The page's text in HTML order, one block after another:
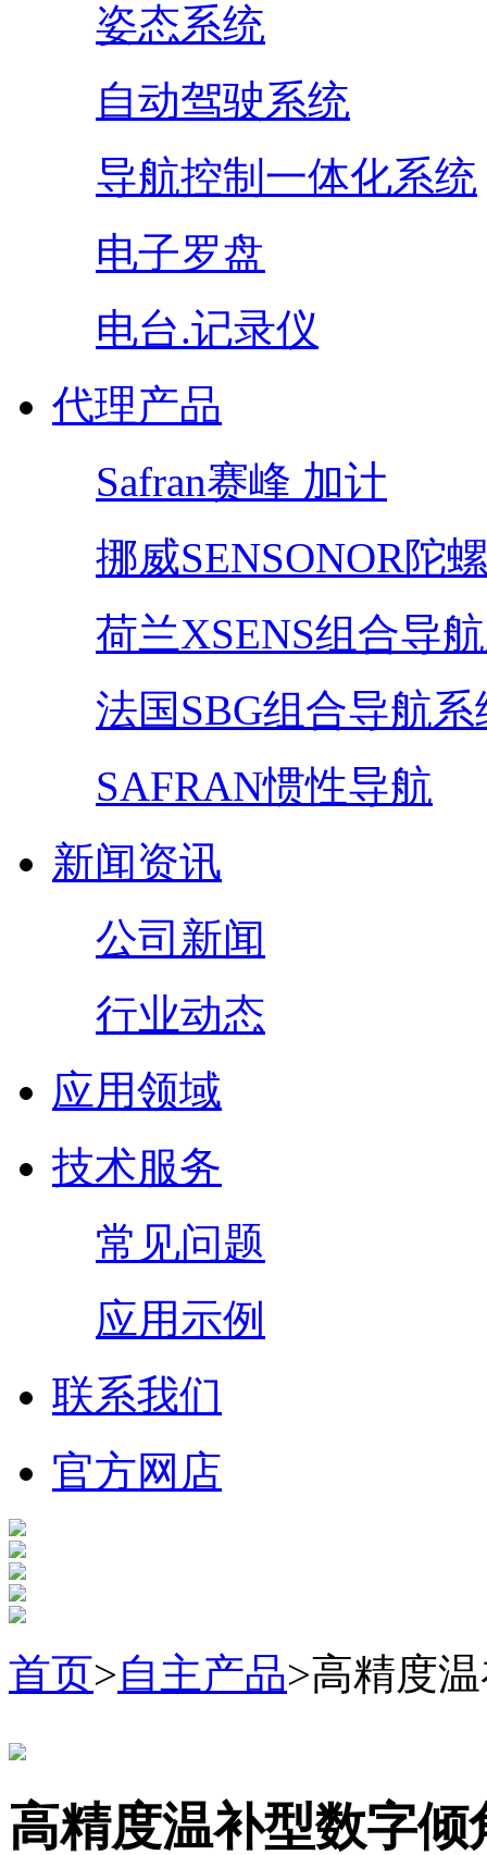
姿态系统
自动驾驶系统
导航控制一体化系统
电子罗盘
电台.记录仪
代理产品
Safran赛峰 加计
挪威SENSONOR陀
荷兰XSENS组合导
法国SBG组合导航系
SAFRAN惯性导航
新闻资讯
公司新闻
行业动态
应用领域
技术服务
常见问题
应用示例
联系我们
官方网店
首页>自主产品>高精度
高精度温补型数字倾